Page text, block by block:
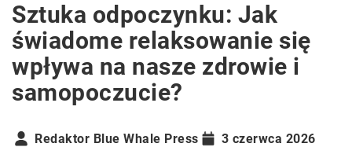
Sztuka odpoczynku: Jak
świadome relaksowanie się
wpływa na nasze zdrowie i
samopoczucie?
Redaktor Blue Whale Press 3 czerwca 2026